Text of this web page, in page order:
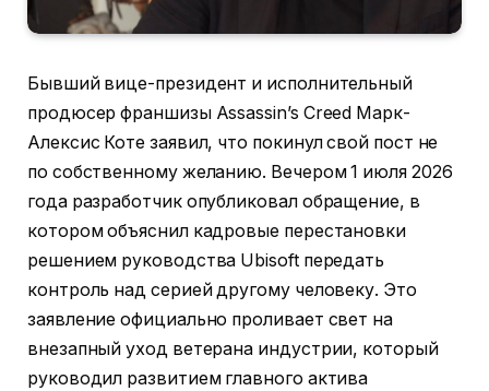
Бывший вице-президент и исполнительный
продюсер франшизы Assassin’s Creed Марк-
Алексис Коте заявил, что покинул свой пост не
по собственному желанию. Вечером 1 июля 2026
года разработчик опубликовал обращение, в
котором объяснил кадровые перестановки
решением руководства Ubisoft передать
контроль над серией другому человеку. Это
заявление официально проливает свет на
внезапный уход ветерана индустрии, который
руководил развитием главного актива